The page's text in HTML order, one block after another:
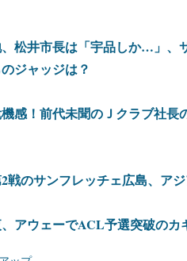
松井市長は「宇品しか…」、
ジャッジは？
感！前代未聞のＪクラブ社
戦のサンフレッチェ広島、ア
アウェーでACL予選突破のカ